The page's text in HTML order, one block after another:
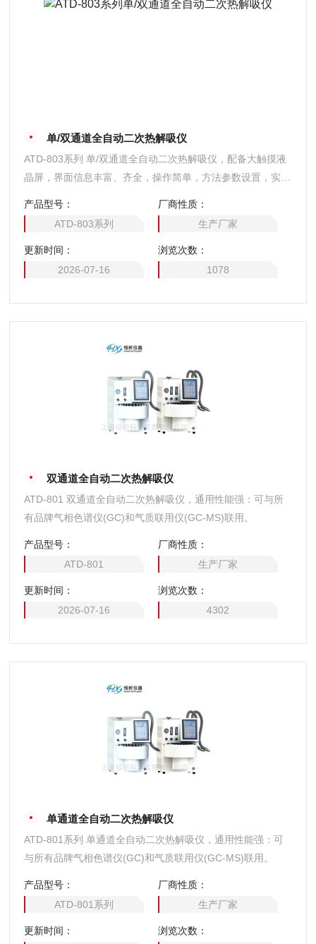
单/双通道全自动二次热解吸仪
ATD-803系列 单/双通道全自动二次热解吸仪，配备大触摸液
晶屏，界面信息丰富、齐全，操作简单，方法参数设置，实时
产品型号：
ATD-803系列
厂商性质：
生产厂家
更新时间：
2026-07-16
浏览次数：
1078
双通道全自动二次热解吸仪
ATD-801 双通道全自动二次热解吸仪，通用性能强：可与所
有品牌气相色谱仪(GC)和气质联用仪(GC-MS)联用。
产品型号：
ATD-801
厂商性质：
生产厂家
更新时间：
2026-07-16
浏览次数：
4302
单通道全自动二次热解吸仪
ATD-801系列 单通道全自动二次热解吸仪，通用性能强：可
与所有品牌气相色谱仪(GC)和气质联用仪(GC-MS)联用。
产品型号：
ATD-801系列
厂商性质：
生产厂家
更新时间：
浏览次数：